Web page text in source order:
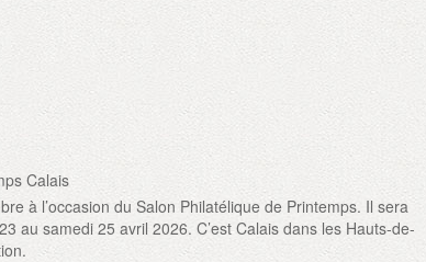
Calais
à l’occasion du Salon Philatélique de Printemps. Il sera
au samedi 25 avril 2026. C’est Calais dans les Hauts-de-